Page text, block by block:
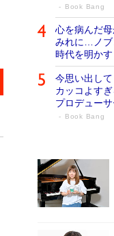
Book Bang
心を病んだ
みれに…ノブ
時代を明かす
今思い出し
カッコよす
プロデュー
Book Bang
「宇宙兄
物語に幕
ンガ」も収
美輪明宏 晩
るための人
メントベス